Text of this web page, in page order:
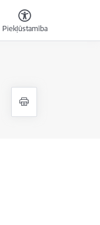
Piekļūstamība